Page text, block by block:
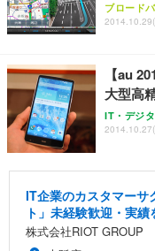
ブロード
【au
大型高
IT・デジ
IT企業のカスタマーサ
ト」未経験歓迎・実
株式会社RIOT GROUP